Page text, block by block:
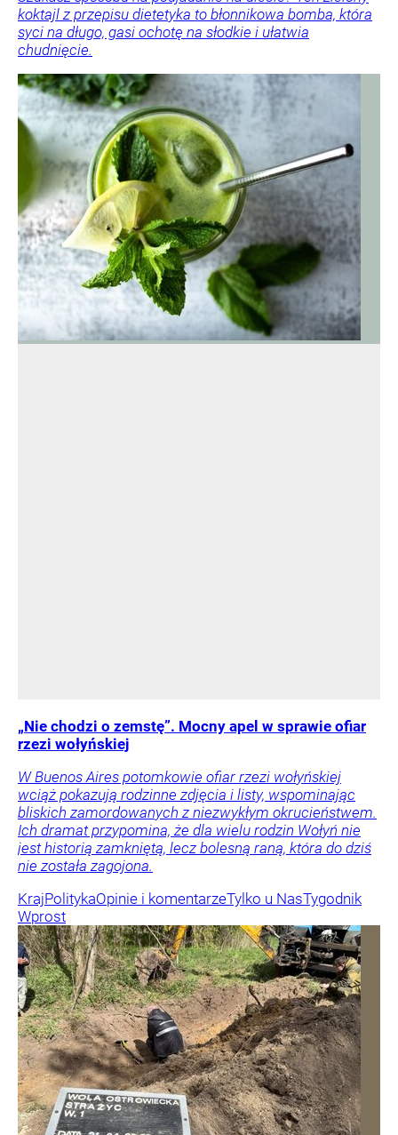
koktajl z przepisu dietetyka to błonnikowa bomba, która
syci na długo, gasi ochotę na słodkie i ułatwia
chudnięcie.
„Nie chodzi o zemstę”. Mocny apel w sprawie ofiar
rzezi wołyńskiej
W Buenos Aires potomkowie ofiar rzezi wołyńskiej
wciąż pokazują rodzinne zdjęcia i listy, wspominając
bliskich zamordowanych z niezwykłym okrucieństwem.
Ich dramat przypomina, że dla wielu rodzin Wołyń nie
jest historią zamkniętą, lecz bolesną raną, która do dziś
nie została zagojona.
KrajPolitykaOpinie i komentarzeTylko u NasTygodnik
Wprost